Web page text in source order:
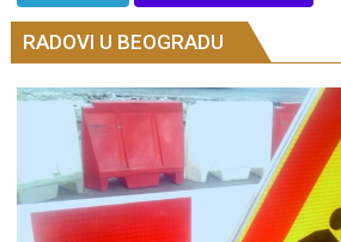
RADOVI U BEOGRADU